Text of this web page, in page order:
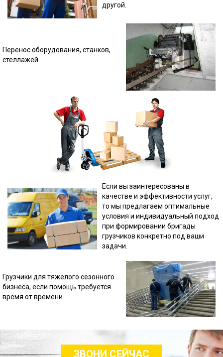
другой.
Перенос оборудования, станков,
стеллажей.
Если вы заинтересованы в
качестве и эффективности услуг,
то мы предлагаем оптимальные
условия и индивидуальный подход
при формировании бригады
грузчиков конкретно под ваши
задачи.
Грузчики для тяжелого сезонного
бизнеса, если помощь требуется
время от времени.
ЗВОНИ СЕЙЧАС